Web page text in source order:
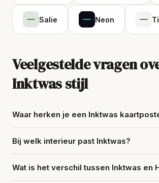
Salie Neon
Veelgestelde vragen
Inktwas stijl
Waar herken je een Inktwas
Bij welk interieur past Inktwas?
Wat is het verschil tussen Inktwas en